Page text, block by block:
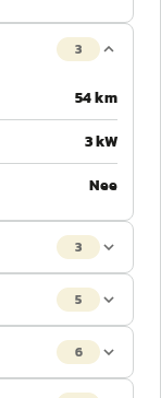
3
54 km
3 kW
Nee
3
5
6